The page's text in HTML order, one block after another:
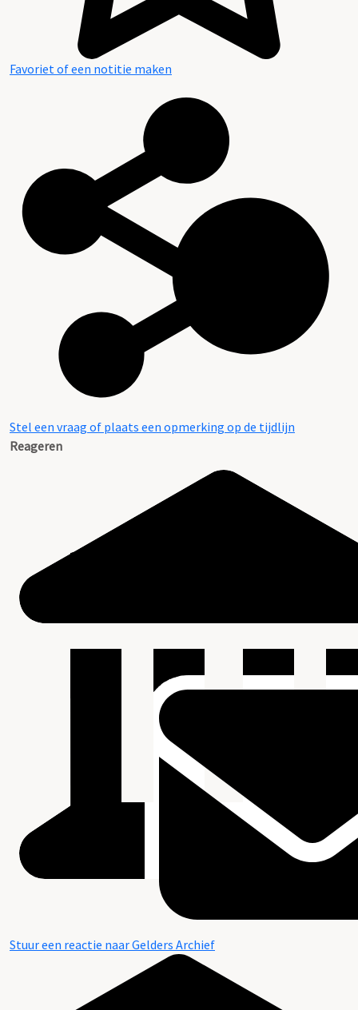
Favoriet of een notitie maken
Stel een vraag of plaats een opmerking op de tijdlijn
Reageren
Stuur een reactie naar Gelders Archief